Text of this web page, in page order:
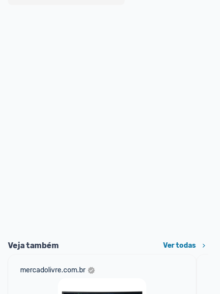
Veja também Ver todas
mercadolivre.com.br